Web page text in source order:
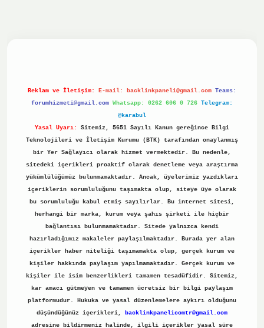
Reklam ve İletişim: E-mail: backlinkpaneli@gmail.com Teams:
forumhizmeti@gmail.com Whatsapp: 0262 606 0 726 Telegram:
@karabul
Yasal Uyarı:
Sitemiz, 5651 Sayılı Kanun gereğince Bilgi
Teknolojileri ve İletişim Kurumu (BTK) tarafından onaylanmış
bir Yer Sağlayıcı olarak hizmet vermektedir. Bu nedenle,
sitedeki içerikleri proaktif olarak denetleme veya araştırma
yükümlülüğümüz bulunmamaktadır. Ancak, üyelerimiz yazdıkları
içeriklerin sorumluluğunu taşımakta olup, siteye üye olarak
bu sorumluluğu kabul etmiş sayılırlar. Bu internet sitesi,
herhangi bir marka, kurum veya şahıs şirketi ile hiçbir
bağlantısı bulunmamaktadır. Sitede yalnızca kendi
hazırladığımız makaleler paylaşılmaktadır. Burada yer alan
içerikler haber niteliği taşımamakta olup, gerçek kurum ve
kişiler hakkında paylaşım yapılmamaktadır. Gerçek kurum ve
kişiler ile isim benzerlikleri tamamen tesadüfidir. Sitemiz,
kar amacı gütmeyen ve tamamen ücretsiz bir bilgi paylaşım
platformudur. Hukuka ve yasal düzenlemelere aykırı olduğunu
düşündüğünüz içerikleri,
backlinkpanelicomtr@gmail.com
adresine bildirmeniz halinde, ilgili içerikler yasal süre